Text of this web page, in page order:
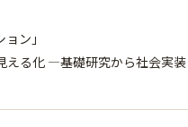
ン」
える化 ―基礎研究から社会実装